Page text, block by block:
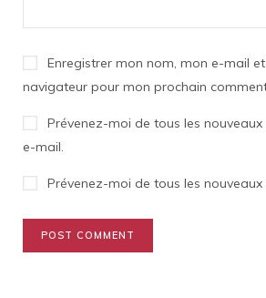
Enregistrer mon nom, mon e-mail
navigateur pour mon prochain
Prévenez-moi de tous les
e-mail.
Prévenez-moi de tous les